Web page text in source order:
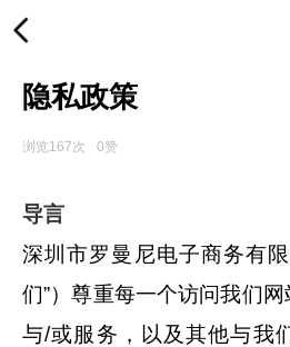
隐私政策
浏览167次 0赞
导言
深圳市罗曼尼电子商务有
们”）尊重每一个访问我们
与/或服务，以及其他与我